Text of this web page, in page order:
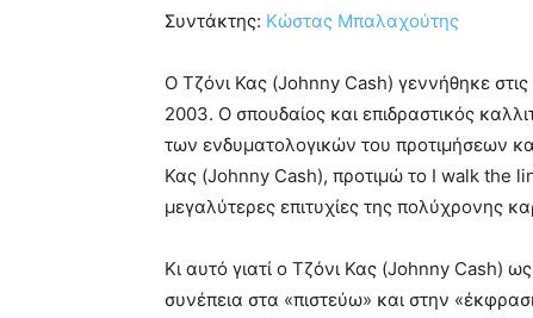
Συντάκτης: Κώστας Μπαλαχούτης
Ο Τζόνι Κας (Johnny Cash‎‎) γεννήθηκε
2003. Ο σπουδαίος και επιδραστικός
των ενδυματολογικών του προτιμήσεων
Κας (Johnny Cash), προτιμώ το I walk the
μεγαλύτερες επιτυχίες της πολύχρονης
Κι αυτό γιατί ο Τζόνι Κας (Johnny Cash)
συνέπεια στα «πιστεύω» και στην